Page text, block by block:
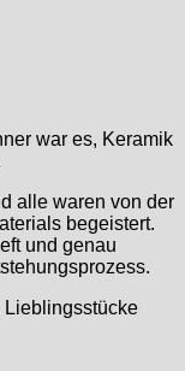
war es, Keramik
alle waren von der
begeistert.
und genau
Lieblingsstücke